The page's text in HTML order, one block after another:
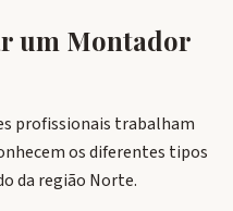
um Montador
profissionais trabalham
os diferentes tipos
da região Norte.